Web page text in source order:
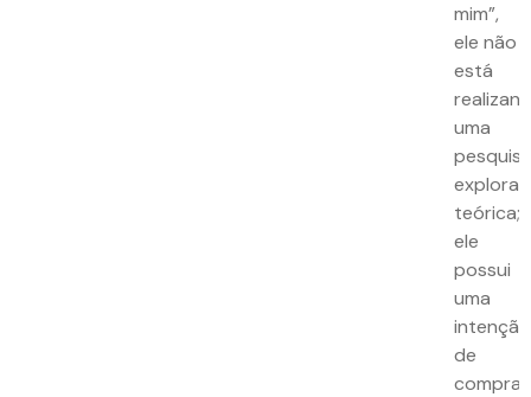
mim”,
ele não
está
uma
teórica;
ele
possui
uma
intenção
de
compra